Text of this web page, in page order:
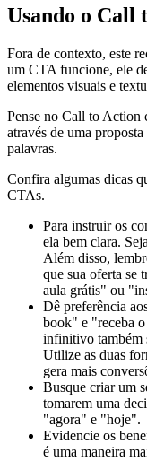
Usando o Call
Fora de contexto, este
um CTA funcione, ele
elementos visuais e
Pense no Call to Action
através de uma
palavras.
Confira algumas dicas
CTAs.
Para instruir os
ela bem clara.
Além disso,
que sua oferta se
aula grátis" ou
Dê preferência
book" e "receba
infinitivo também
Utilize as duas
gera mais
Busque criar um
tomarem uma
"agora" e "hoje".
Evidencie os
é uma maneira